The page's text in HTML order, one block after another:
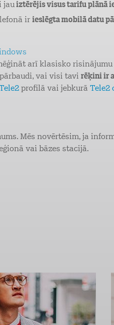
jauiztērējis visus tarifu plānā
ir ieslēgta mobilā datu
arī klasisko
vai visi tavi rēķini ir
profilā vai jebkurā Tele2
Mēs novērtēsim, ja
vai bāzes stacijā.